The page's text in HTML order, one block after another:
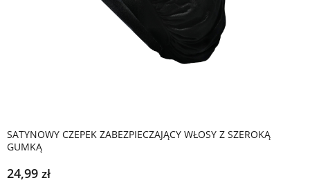
SATYNOWY CZEPEK ZABEZPIECZAJĄCY WŁOSY Z SZEROKĄ
GUMKĄ
24,99 zł